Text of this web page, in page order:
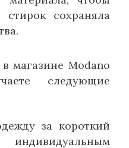
сохраняла
магазине Modano
следующие
за короткий